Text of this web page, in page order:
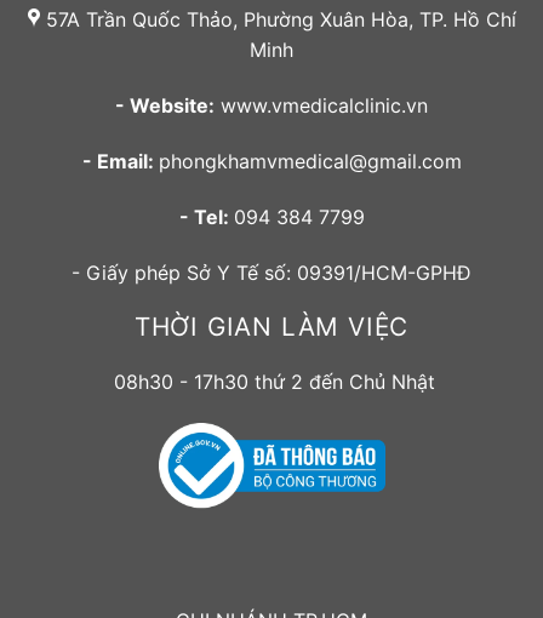
57A Trần Quốc Thảo, Phường Xuân Hòa, TP. Hồ Chí
Minh
- Website: www.vmedicalclinic.vn
- Email: phongkhamvmedical@gmail.com
- Tel: 094 384 7799
- Giấy phép Sở Y Tế số: 09391/HCM-GPHĐ
THỜI GIAN LÀM VIỆC
08h30 - 17h30 thứ 2 đến Chủ Nhật